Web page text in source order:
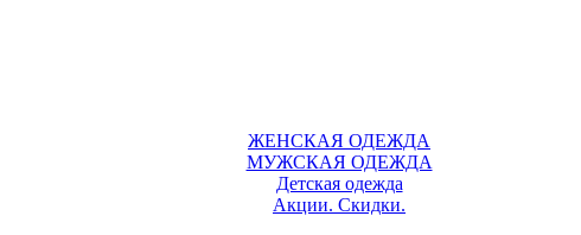
ЖЕНСКАЯ ОДЕЖДА
МУЖСКАЯ ОДЕЖДА
Детская одежда
Акции. Скидки.